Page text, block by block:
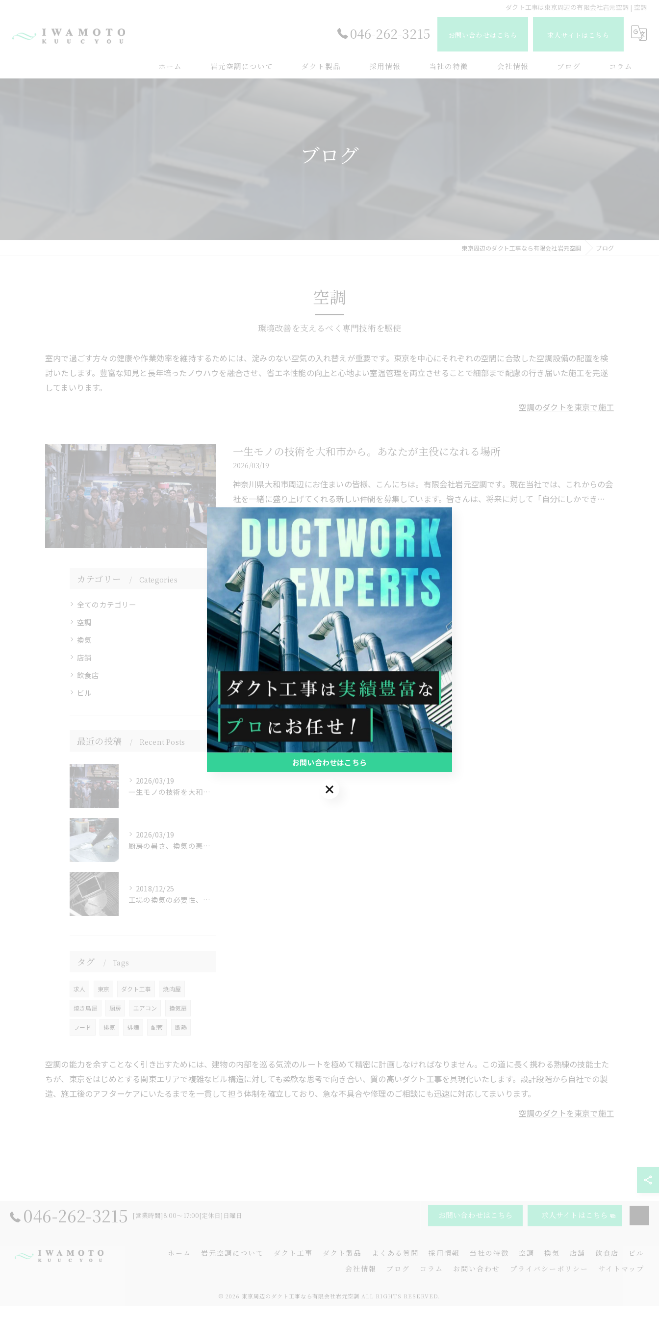
ダクト工事は東京周辺の有限会社岩元空調 | 空調
046-262-3215 お問い合わせはこちら 求人サイトはこちら
ホーム 岩元空調について ダクト製品 採用情報 当社の特徴 会社情報 ブログ コラム
ブログ
東京周辺のダクト工事なら有限会社岩元空調 ブログ
空調
環境改善を支えるべく専門技術を駆使
室内で過ごす方々の健康や作業効率を維持するためには、淀みのない空気の入れ替えが重要です。東京を中心にそれぞれの空間に合致した空調設備の配置を検
討いたします。豊富な知見と長年培ったノウハウを融合させ、省エネ性能の向上と心地よい室温管理を両立させることで細部まで配慮の行き届いた施工を完遂
してまいります。
空調のダクトを東京で施工
一生モノの技術を大和市から。あなたが主役になれる場所
2026/03/19
神奈川県大和市周辺にお住まいの皆様、こんにちは。有限会社岩元空調です。現在当社では、これからの会
社を一緒に盛り上げてくれる新しい仲間を募集しています。皆さんは、将来に対して「自分にしかでき…
カテゴリー Categories
全てのカテゴリー
空調
換気
店舗
飲食店
ビル
最近の投稿 Recent Posts
2026/03/19
一生モノの技術を大和市から。あなたが主役になれる場所
2026/03/19
厨房の暑さ、換気の悪さを一括解決
2018/12/25
工場の換気の必要性、目的、方法
タグ Tags
求人 東京 ダクト工事 焼肉屋
焼き鳥屋 厨房 エアコン 換気扇
フード 排気 排煙 配管 断熱
空調の能力を余すことなく引き出すためには、建物の内部を巡る気流のルートを極めて精密に計画しなければなりません。この道に長く携わる熟練の技能士た
ちが、東京をはじめとする関東エリアで複雑なビル構造に対しても柔軟な思考で向き合い、質の高いダクト工事を具現化いたします。設計段階から自社での製
造、施工後のアフターケアにいたるまでを一貫して担う体制を確立しており、急な不具合や修理のご相談にも迅速に対応してまいります。
空調のダクトを東京で施工
046-262-3215 [営業時間]8:00～17:00[定休日]日曜日 お問い合わせはこちら 求人サイトはこちら
ホーム 岩元空調について ダクト工事 ダクト製品 よくある質問 採用情報 当社の特徴 空調 換気 店舗 飲食店
ビル
会社情報
ブログ コラム お問い合わせ プライバシーポリシー サイトマップ
© 2026 東京周辺のダクト工事なら有限会社岩元空調 ALL RIGHTS RESERVED.
お問い合わせはこちら
お問い合わせはこちら